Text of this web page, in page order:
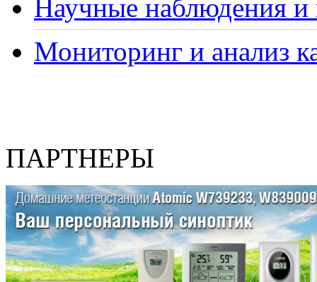
Научные наблюдения и
Мониторинг и анализ
ПАРТНЕРЫ